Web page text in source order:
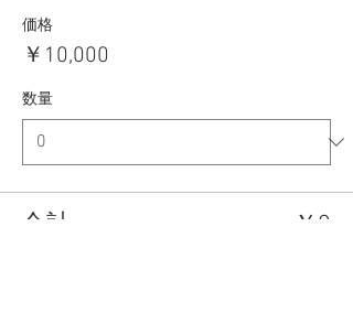
価格
￥10,000
数量
合計 ￥0